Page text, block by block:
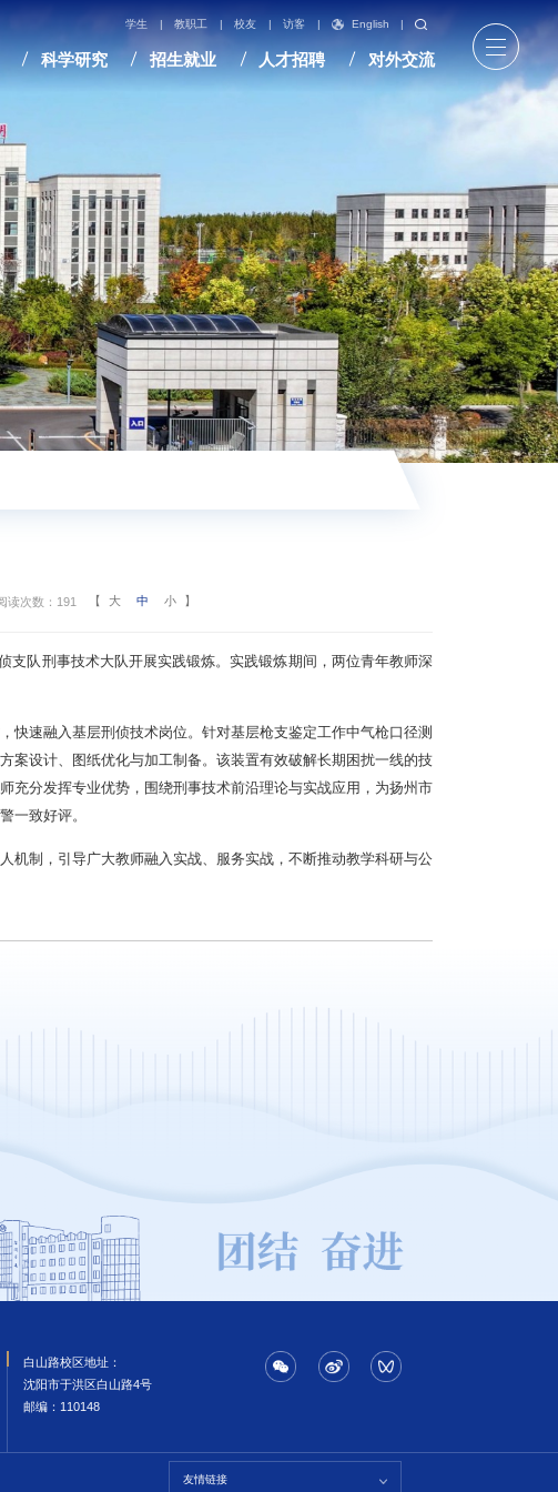
学生 教职工 校友 访客 English
科学研究 招生就业 人才招聘 对外交流
读次数： 191 【 大 中 小 】
支队刑事技术大队开展实践锻炼。实践锻炼期间，两位青年教师深
速融入基层刑侦技术岗位。针对基层枪支鉴定工作中气枪口径测
案设计、图纸优化与加工制备。该装置有效破解长期困扰一线的技
充分发挥专业优势，围绕刑事技术前沿理论与实战应用，为扬州市
一致好评。
机制，引导广大教师融入实战、服务实战，不断推动教学科研与公
白山路校区地址：
沈阳市于洪区白山路4号
邮编‌：110148
友情链接